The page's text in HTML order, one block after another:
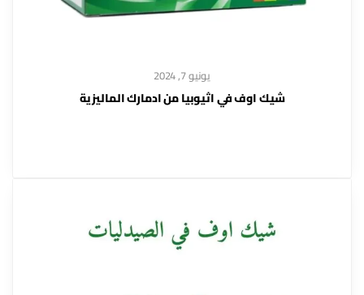
يونيو 7, 2024
شيك اوف في اثيوبيا من ادمارك الماليزية